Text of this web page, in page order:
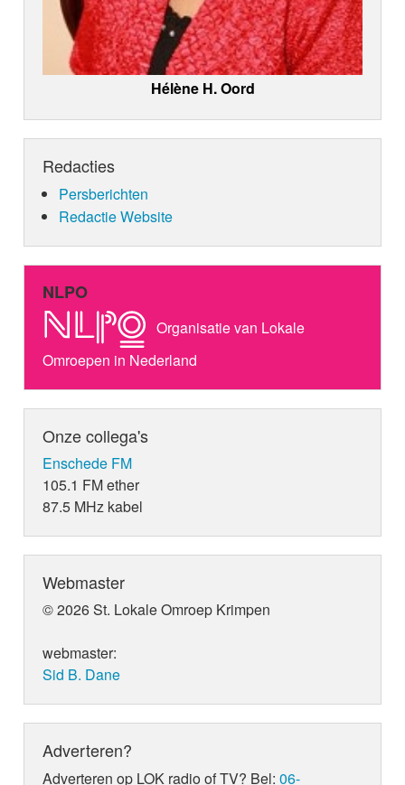
Hélène H. Oord
Redacties
Persberichten
Redactie Website
NLPO
Organisatie van Lokale
Omroepen in Nederland
Onze collega's
Enschede FM
105.1 FM ether
87.5 MHz kabel
Webmaster
© 2026 St. Lokale Omroep Krimpen
webmaster:
Sid B. Dane
Adverteren?
Adverteren op LOK radio of TV? Bel:06-